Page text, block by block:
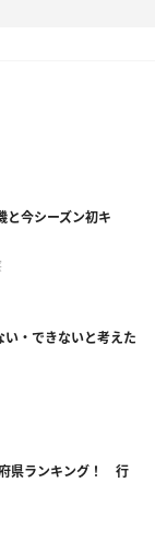
と今シーズン初キ
・できないと考えた
県ランキング！ 行